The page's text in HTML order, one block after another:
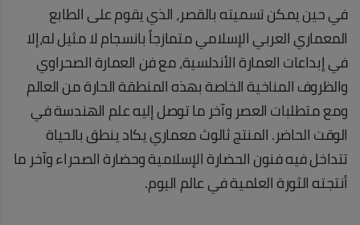
في حين يمكن تسميته بالقصر، الذي يقوم على الطابع
المعماري العربي الإسلامي متمازجاً بانسجام لا مثيل له،إلا
في إبداعات العمارة الأندلسية، مع فن العمارة الصحراوي
والظروف المناخية الخاصة بهذه المنطقة الحارة من العالم
ومع متطلبات العصر وآخر ما توصل إليه علم الهندسة في
الوقت الحاضر. المنتج ثالوث معماري يكاد ينطق بالحياة
تتداخل فيه فنون الحضارة الإسلامية وحضارة الصحراء وآخر ما
أنتجته الثورة العلمية في عالم اليوم.